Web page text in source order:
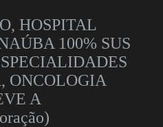
HOSPITAL
100% SUS
ONCOLOGIA
A